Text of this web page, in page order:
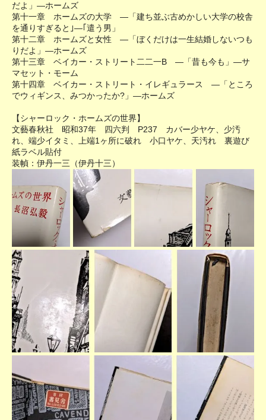
だよ」―ホームズ
第十一章 ホームズの大学 ―「建ち並ぶ古めかしい大学の校舎
を通りすぎると｣―｢遣う男」
第十二章 ホームズと女性 ―「ぼくだけは一生結婚しないつも
りだよ」―ホームズ
第十三章 ベイカー・ストリート二二一B ―「昔も今も」―サ
マセット・モーム
第十四章 ベイカー・ストリート・イレギュラース ―「ところ
でウィギンス、みつかったか?」―ホームズ
【シャーロック・ホームズの世界】
文藝春秋社 昭和37年 四六判 P237 カバー少ヤケ、少汚
れ、端少イタミ、上端1ヶ所に破れ 小口ヤケ、天汚れ 裏遊び
紙ラベル貼付
装幀：伊丹一三（伊丹十三）